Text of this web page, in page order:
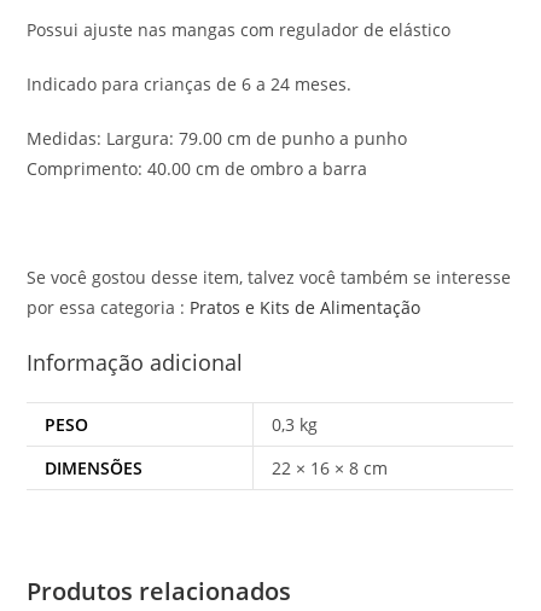
Possui ajuste nas mangas com regulador de elástico
Indicado para crianças de 6 a 24 meses.
Medidas: Largura: 79.00 cm de punho a punho
Comprimento: 40.00 cm de ombro a barra
Se você gostou desse item, talvez você também se interesse
por essa categoria : Pratos e Kits de Alimentação
Informação adicional
PESO
0,3 kg
DIMENSÕES
22 × 16 × 8 cm
Produtos relacionados